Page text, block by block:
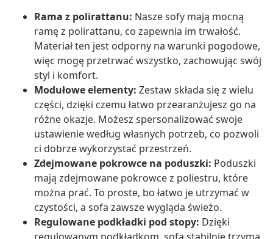
Rama z polirattanu: Nasze sofy mają mocną
ramę z polirattanu, co zapewnia im trwałość.
Materiał ten jest odporny na warunki pogodowe,
więc mogę przetrwać wszystko, zachowując swój
styl i komfort.
Modułowe elementy: Zestaw składa się z wielu
części, dzięki czemu łatwo przearanżujesz go na
różne okazje. Możesz spersonalizować swoje
ustawienie według własnych potrzeb, co pozwoli
ci dobrze wykorzystać przestrzeń.
Zdejmowane pokrowce na poduszki: Poduszki
mają zdejmowane pokrowce z poliestru, które
można prać. To proste, bo łatwo je utrzymać w
czystości, a sofa zawsze wygląda świeżo.
Regulowane podkładki pod stopy: Dzięki